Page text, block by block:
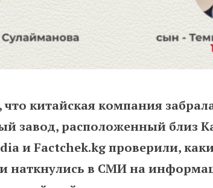
китайская компания
завод, расположенный близ
и Factchek.kg проверили,
наткнулись в СМИ на